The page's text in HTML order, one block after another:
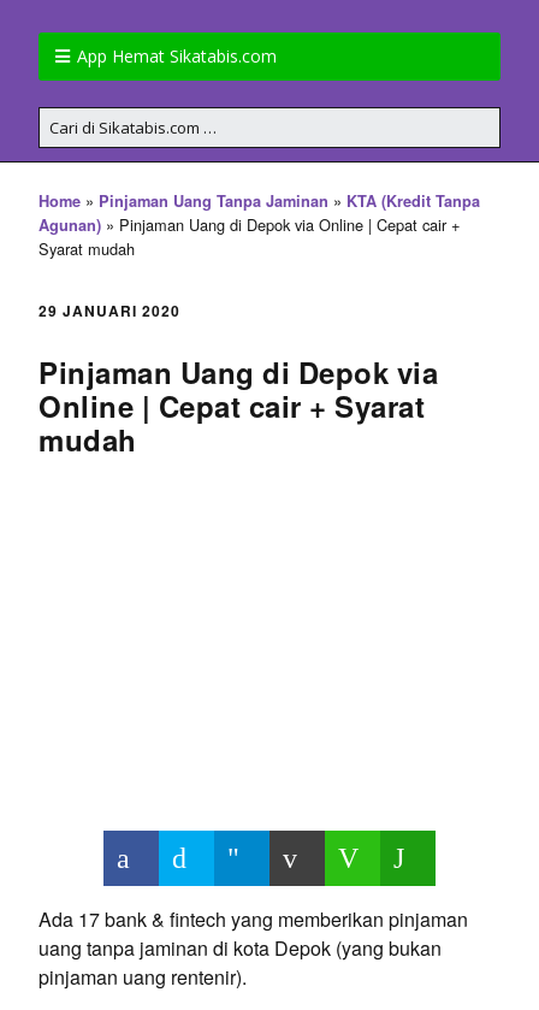
App Hemat Sikatabis.com
Home » Pinjaman Uang Tanpa Jaminan » KTA (Kredit Tanpa
Agunan) » Pinjaman Uang di Depok via Online | Cepat cair +
Syarat mudah
29 JANUARI 2020
Pinjaman Uang di Depok via
Online | Cepat cair + Syarat
mudah
Ada 17 bank & fintech yang memberikan pinjaman
uang tanpa jaminan di kota Depok (yang bukan
pinjaman uang rentenir).